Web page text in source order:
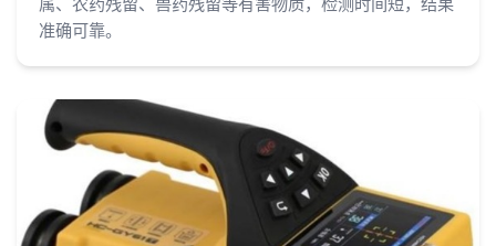
属、农药残留、兽药残留等有害物质，检测时间短，结果
准确可靠。